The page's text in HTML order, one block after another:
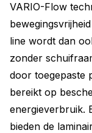
VARIO-Flow
line wordt dan
zonder
door toegepaste
bereikt op
energieverbruik.
bieden de